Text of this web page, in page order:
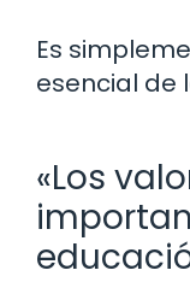
Es
esencial de
«Los